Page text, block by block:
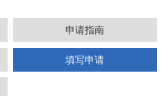
申请指南
填写申请